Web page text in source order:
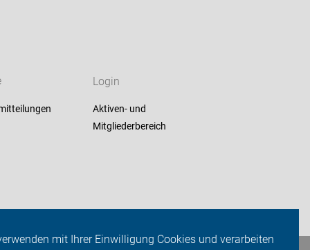
mit Ihrer Einwilligung Cookies und verarbeiten
Login
Aktiven- und
Mitgliederbereich